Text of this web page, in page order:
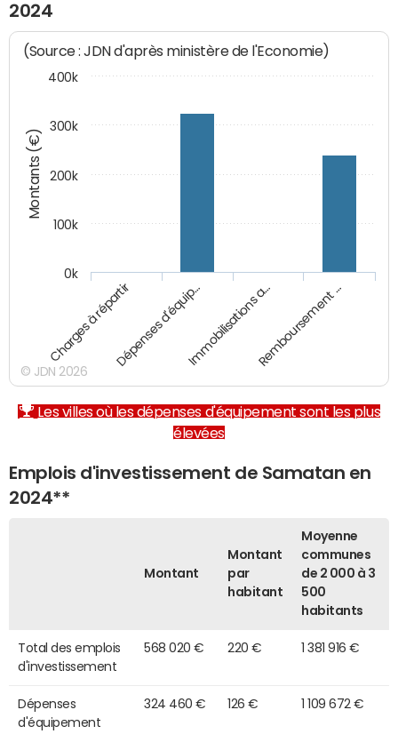
2024
Montants (€)
(Source : JDN d'après ministère de l'Economie)
Charges à répartirDépenses d'équip…Immobilisations a…Remboursement …
0k
100k
200k
300k
400k
© JDN 2026
Les villes où les dépenses d'équipement sont les plus
élevées
Emplois d'investissement de Samatan en
2024**
Montant
Montant
par
habitant
Moyenne
communes
de 2 000 à 3
500
habitants
Total des emplois
d'investissement
568 020 € 220 € 1 381 916 €
Dépenses
d'équipement
324 460 € 126 € 1 109 672 €